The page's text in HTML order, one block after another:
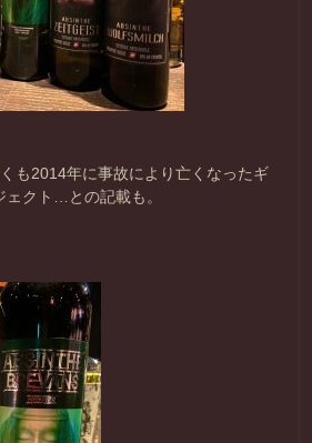
も2014年に事故により亡くなったギ
ェクト…との記載も。